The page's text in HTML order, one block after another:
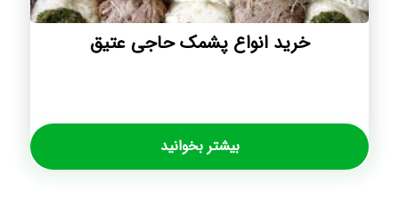
خرید انواع پشمک حاجی عتیق
بیشتر بخوانید